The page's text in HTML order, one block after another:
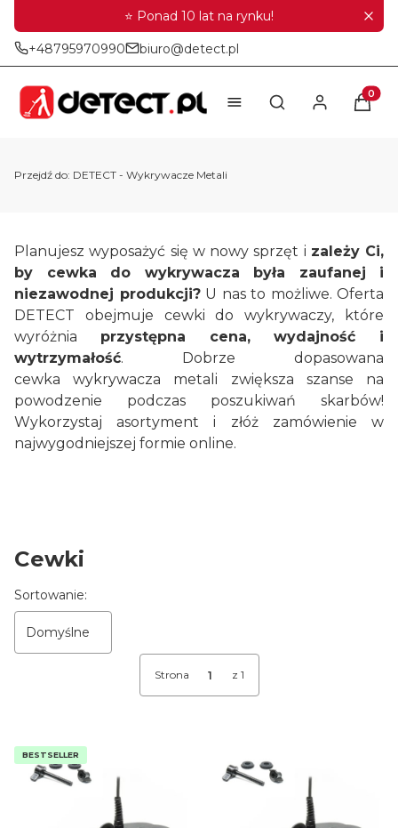
⭐ Ponad 10 lat na rynku!
+48795970990 biuro@detect.pl
Otwórz
Przejdź do: DETECT - Wykrywacze Metali
Planujesz wyposażyć się w nowy sprzęt i zależy Ci,
by cewka do wykrywacza była zaufanej i
niezawodnej produkcji?U nas to możliwe. Oferta
DETECT obejmuje cewki do wykrywaczy, które
wyróżnia przystępna cena, wydajność i
wytrzymałość. Dobrze dopasowana
cewka wykrywacza metali zwiększa szanse na
powodzenie podczas poszukiwań skarbów!
Wykorzystaj asortyment i złóż zamówienie w
najwygodniejszej formie online.
Cewki
Lista produktów
Sortowanie:
Domyślne
Strona z 1
BESTSELLER